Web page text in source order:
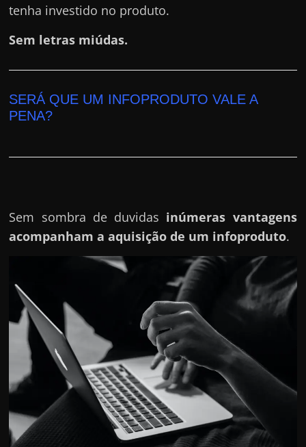
tenha investido no produto.
Sem letras miúdas.
SERÁ QUE UM INFOPRODUTO VALE A
PENA?
Sem sombra de duvidas inúmeras vantagens
acompanham a aquisição de um infoproduto.